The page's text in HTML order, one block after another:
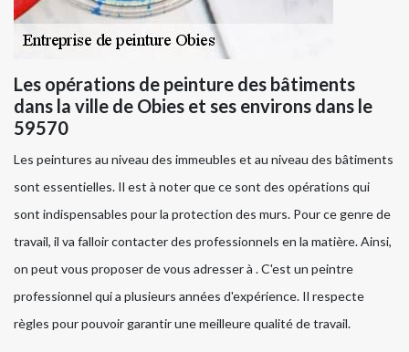
Les opérations de peinture des bâtiments
dans la ville de Obies et ses environs dans le
59570
Les peintures au niveau des immeubles et au niveau des bâtiments
sont essentielles. Il est à noter que ce sont des opérations qui
sont indispensables pour la protection des murs. Pour ce genre de
travail, il va falloir contacter des professionnels en la matière. Ainsi,
on peut vous proposer de vous adresser à . C'est un peintre
professionnel qui a plusieurs années d'expérience. Il respecte
règles pour pouvoir garantir une meilleure qualité de travail.